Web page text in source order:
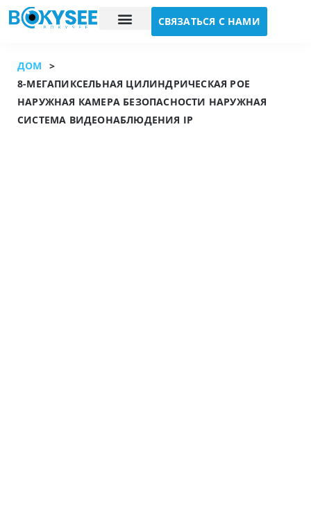
СВЯЗАТЬСЯ С НАМИ
ДОМ
>
8-МЕГАПИКСЕЛЬНАЯ ЦИЛИНДРИЧЕСКАЯ POE
НАРУЖНАЯ КАМЕРА БЕЗОПАСНОСТИ НАРУЖНАЯ
СИСТЕМА ВИДЕОНАБЛЮДЕНИЯ IP